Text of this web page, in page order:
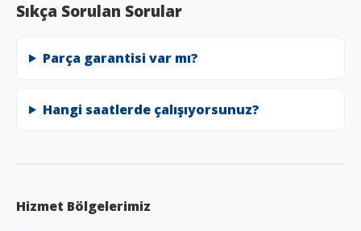
Sıkça Sorulan Sorular
Parça garantisi var mı?
Hangi saatlerde çalışıyorsunuz?
Hizmet Bölgelerimiz